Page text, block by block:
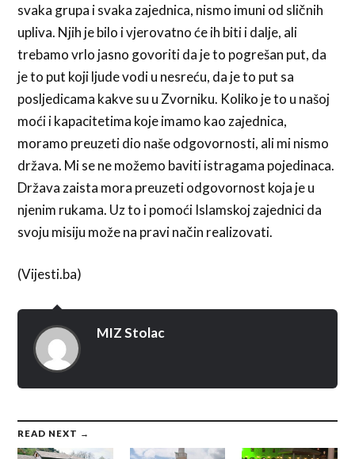
svaka grupa i svaka zajednica, nismo imuni od sličnih
upliva. Njih je bilo i vjerovatno će ih biti i dalje, ali
trebamo vrlo jasno govoriti da je to pogrešan put, da
je to put koji ljude vodi u nesreću, da je to put sa
posljedicama kakve su u Zvorniku. Koliko je to u našoj
moći i kapacitetima koje imamo kao zajednica,
moramo preuzeti dio naše odgovornosti, ali mi nismo
država. Mi se ne možemo baviti istragama pojedinaca.
Država zaista mora preuzeti odgovornost koja je u
njenim rukama. Uz to i pomoći Islamskoj zajednici da
svoju misiju može na pravi način realizovati.
(Vijesti.ba)
MIZ Stolac
READ NEXT →